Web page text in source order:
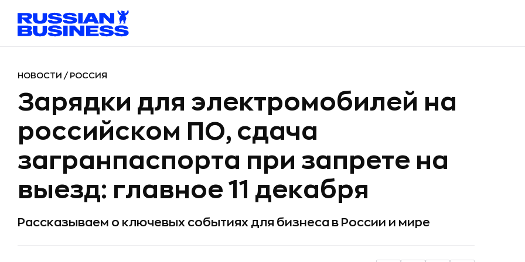
НОВОСТИ / РОССИЯ
Зарядки для электромобилей на
российском ПО, сдача
загранпаспорта при запрете на
выезд: главное 11 декабря
Рассказываем о ключевых событиях для бизнеса в России и мире